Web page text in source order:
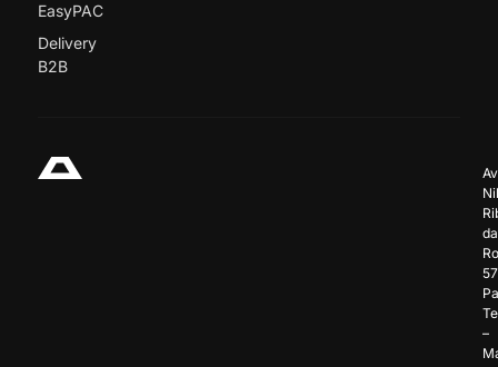
EasyPAC
Delivery
B2B
da
–